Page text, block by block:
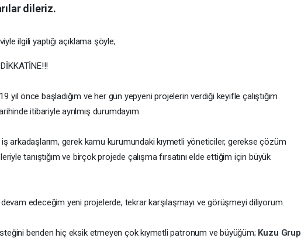
dileriz.
ilgili yaptığı açıklama şöyle;
yıl önce başladığım ve her gün yepyeni projelerin verdiği keyifle çalıştığım
itibariyle ayrılmış durumdayım.
arkadaşlarım, gerek kamu kurumundaki kıymetli yöneticiler, gerekse çözüm
tanıştığım ve birçok projede çalışma fırsatını elde ettiğim için büyük
edeceğim yeni projelerde, tekrar karşılaşmayı ve görüşmeyi diliyorum.
benden hiç eksik etmeyen çok kıymetli patronum ve büyüğüm; Kuzu Grup